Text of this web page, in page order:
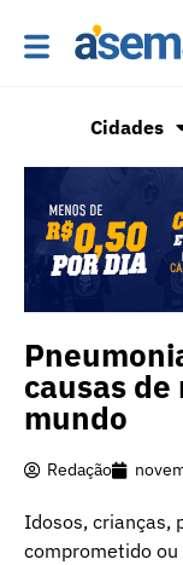
Cidades
causas
mundo
Redação
Idosos, crianças,
comprometido